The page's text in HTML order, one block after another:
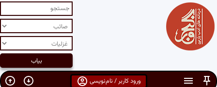
ورود کاربر / نام‌نویسی